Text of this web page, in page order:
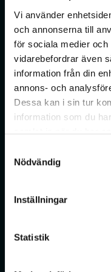
Vi använder
och annonserna till
för sociala medier
vidarebefordrar även
information från din
annons- och
Dessa kan i sin tur
information som du
samlat in när du har
Nödvändig
Inställningar
Statistik
En kraftfull 4G+
bredband. Med
kombinerar 4G-
en snabb och
är designad för
anslutning, eller
en inbyggd SIM-
Inkopplingsmanual